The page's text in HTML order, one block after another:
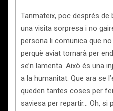
Tanmateix, poc després de
una visita sorpresa i no
persona li comunica que
perquè aviat tornarà per
se’n lamenta. Això és una
a la humanitat. Que ara se
queden tantes coses per
saviesa per repartir… Oh, si